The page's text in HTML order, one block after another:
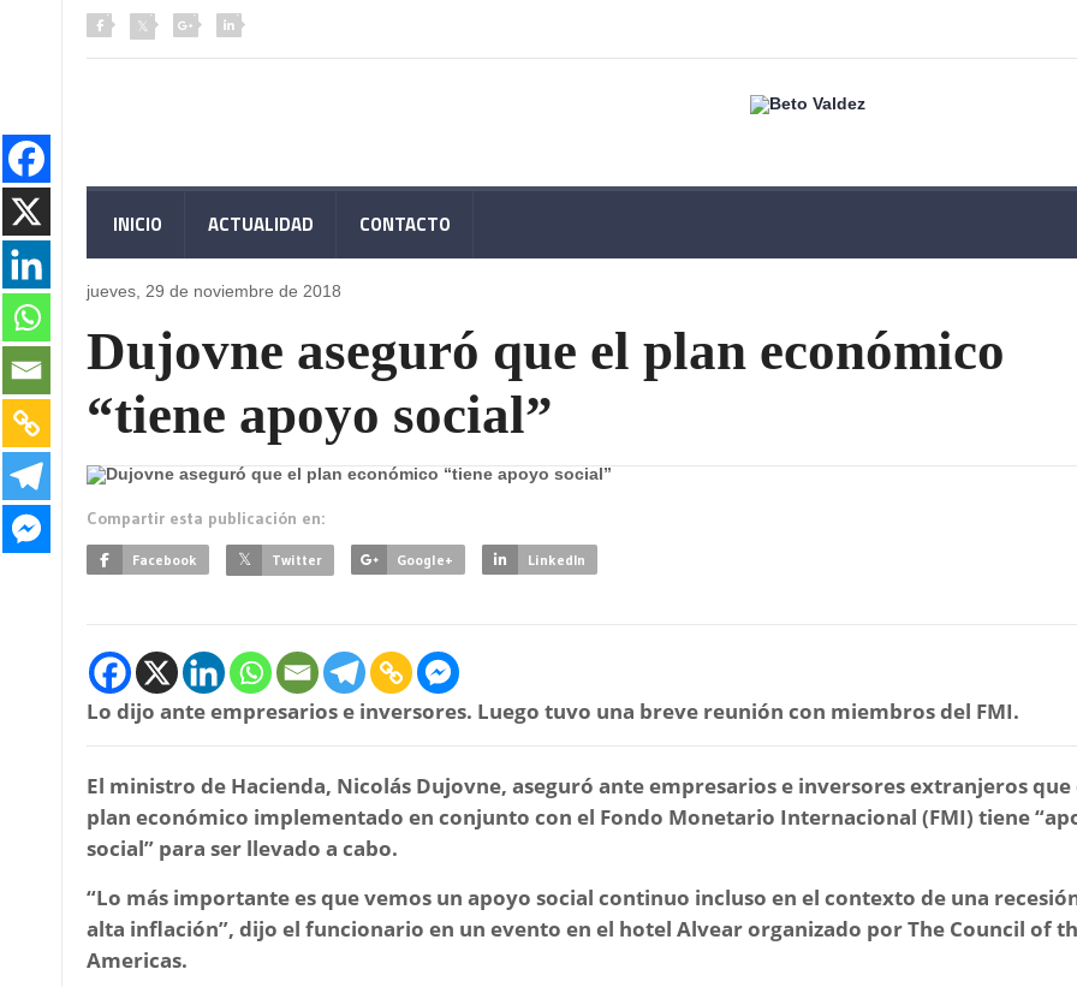
INICIO ACTUALIDAD CONTACTO
jueves, 29 de noviembre de 2018
Dujovne aseguró que el plan económico
“tiene apoyo social”
Compartir esta publicación en:
Facebook Twitter Google+ LinkedIn
Lo dijo ante empresarios e inversores. Luego tuvo una breve reunión con miembros del FMI.
El ministro de Hacienda, Nicolás Dujovne, aseguró ante empresarios e inversores extranjeros que
plan económico implementado en conjunto con el Fondo Monetario Internacional (FMI) tiene
social” para ser llevado a cabo.
“Lo más importante es que vemos un apoyo social continuo incluso en el contexto de una
alta inflación”, dijo el funcionario en un evento en el hotel Alvear organizado por The Council of
Americas.